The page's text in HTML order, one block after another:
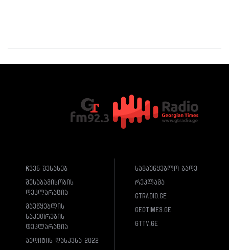
ჩვენ შესახებ
შესაბამისობის
დეკლარაცია
მაუწყებლის
საკუთრების
დეკლარაცია
აუდიტის დასკვნა 2022
სამაუწყებლო ბადე
რეკლამა
gtradio.ge
geotimes.ge
gttv.ge